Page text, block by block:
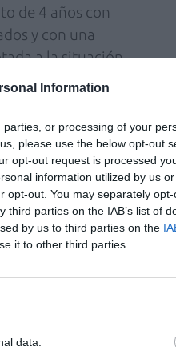
Information
or processing of your
please use the below opt-out
opt-out request is processed
information utilized by us
opt-out. You may separately
parties on the IAB’s list of
by us to third parties on the
it to other third parties.
data.
de 4 años con
y con una
a la situación
del
del
la e-receta a la
nuevos
consolidar
y dar un
primaria,
vocalías, que
aspectos de la